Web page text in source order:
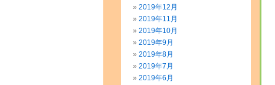
2019年12月
2019年11月
2019年10月
2019年9月
2019年8月
2019年7月
2019年6月